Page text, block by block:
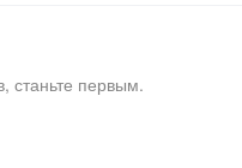
станьте первым.